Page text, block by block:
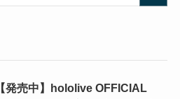
【発売中】hololive OFFICIAL